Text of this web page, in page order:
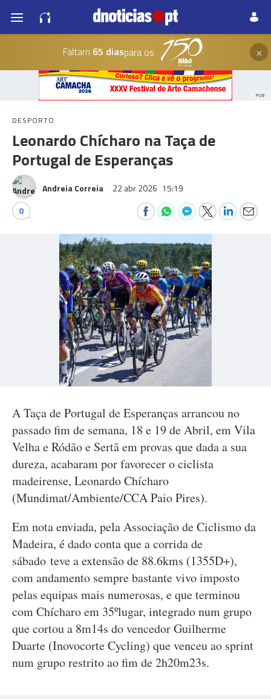
Faltam 65 diaspara os ×
PUB
DESPORTO
Leonardo Chícharo na Taça de
Portugal de Esperanças
Andreia Correia 22 abr 2026 15:19
0
A Taça de Portugal de Esperanças arrancou no
passado fim de semana, 18 e 19 de Abril, em Vila
Velha e Ródão e Sertã em provas que dada a sua
dureza, acabaram por favorecer o ciclista
madeirense, Leonardo Chícharo
(Mundimat/Ambiente/CCA Paio Pires).
Em nota enviada, pela Associação de Ciclismo da
Madeira, é dado conta que a corrida de
sábado teve a extensão de 88.6kms (1355D+),
com andamento sempre bastante vivo imposto
pelas equipas mais numerosas, e que terminou
com Chícharo em 35ºlugar, integrado num grupo
que cortou a 8m14s do vencedor Guilherme
Duarte (Inovocorte Cycling) que venceu ao sprint
num grupo restrito ao fim de 2h20m23s.